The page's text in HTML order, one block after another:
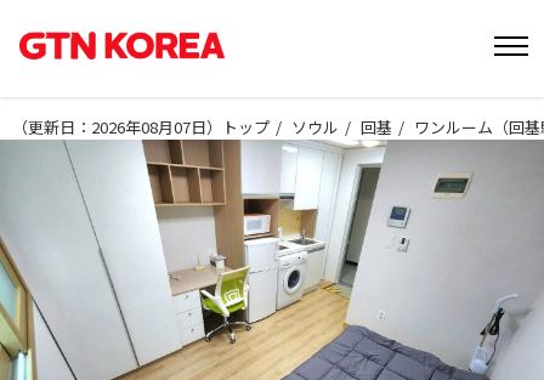
（更新日：2026年08月07日） トップ ソウル 回基 ワンルーム（回